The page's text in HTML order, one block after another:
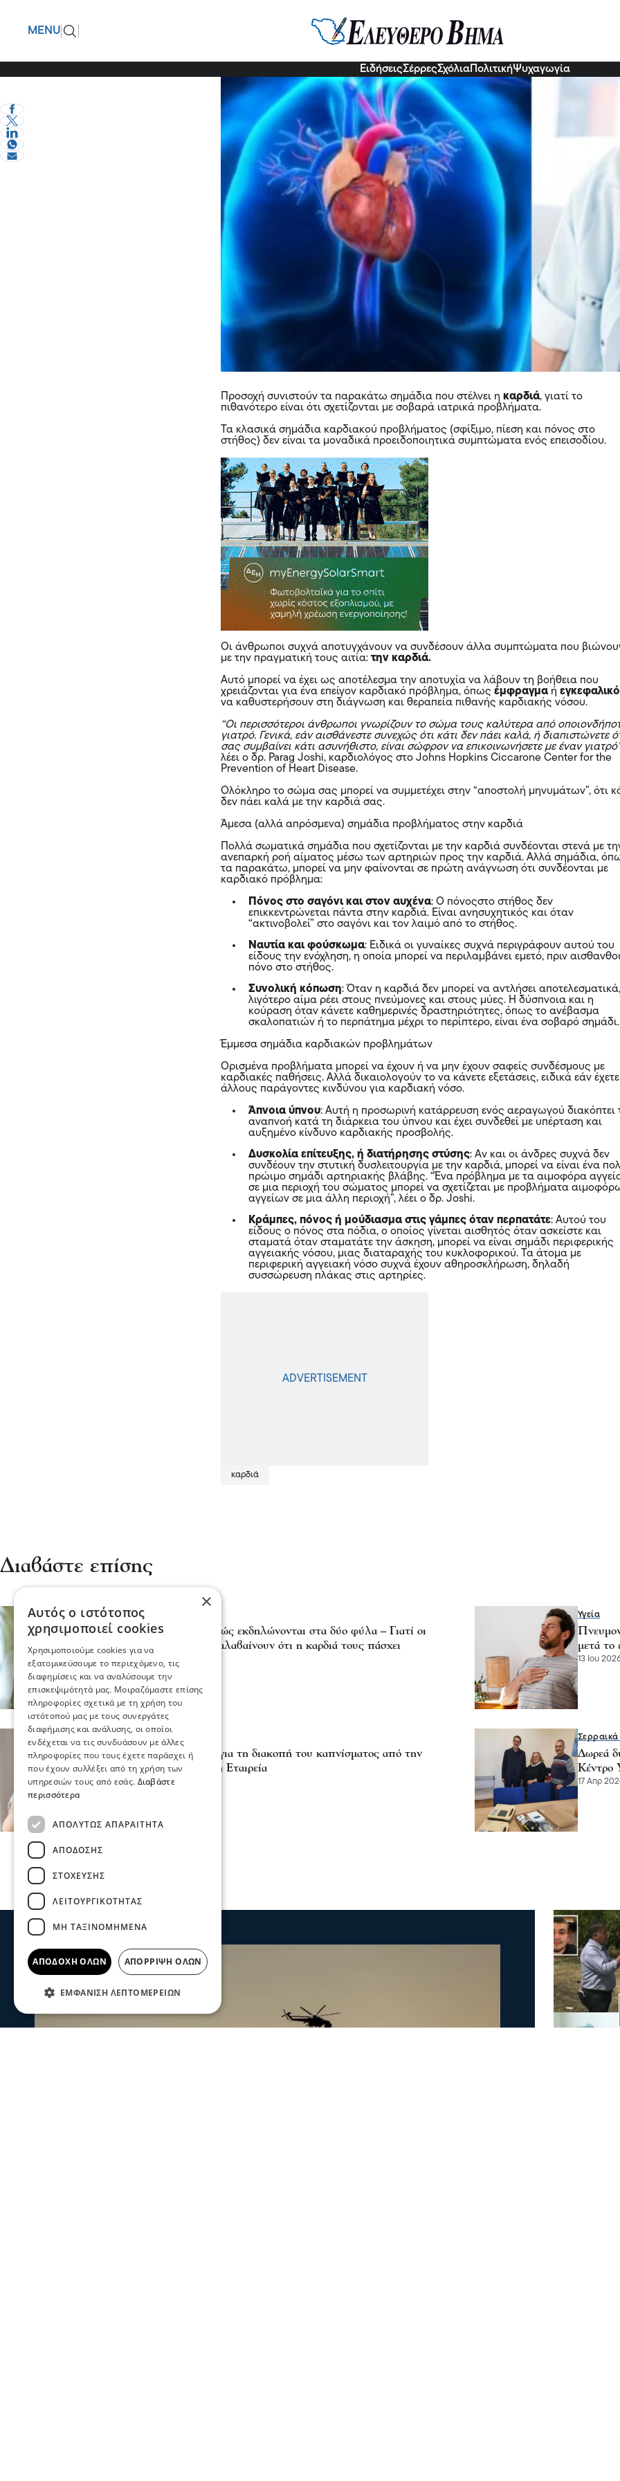
MENU
ΕιδήσειςΣέρρεςΣχόλια ΠολιτικήΨυχαγωγία
Δεν είναι μόνο η πίεση κι ο πόνος στο
στέλνει η καρδιά και πρέπει να πας με τη
eVima Serres Team11 Νοε 2022, 21:54
Προσοχή συνιστούν τα παρακάτω σημάδια που στέλνει ηκαρδιά, γιατί το
πιθανότερο είναι ότι σχετίζονται με σοβαρά ιατρικά προβλήματα.
Τα κλασικά σημάδια καρδιακού προβλήματος (σφίξιμο, πίεση και πόνος στο
στήθος) δεν είναι τα μοναδικά προειδοποιητικά συμπτώματα ενός επεισοδίου.
Οι άνθρωποι συχνά αποτυγχάνουν να συνδέσουν άλλα συμπτώματα που
με την πραγματική τους αιτία:την καρδιά.
Αυτό μπορεί να έχει ως αποτέλεσμα την αποτυχία να λάβουν τη βοήθεια που
χρειάζονται για ένα επείγον καρδιακό πρόβλημα, όπωςέμφραγμα ήεγκεφαλικό
να καθυστερήσουν στη διάγνωση και θεραπεία πιθανής καρδιακής νόσου.
“Οι περισσότεροι άνθρωποι γνωρίζουν το σώμα τους καλύτερα από
γιατρό. Γενικά, εάν αισθάνεστε συνεχώς ότι κάτι δεν πάει καλά, ή διαπιστώνετε
σας συμβαίνει κάτι ασυνήθιστο, είναι σώφρον να επικοινωνήσετε με έναν
λέει ο δρ. Parag Joshi, καρδιολόγος στο Johns Hopkins Ciccarone Center for the
Prevention of Heart Disease.
Ολόκληρο το σώμα σας μπορεί να συμμετέχει στην “αποστολή μηνυμάτων”, ότι
δεν πάει καλά με την καρδιά σας.
Άμεσα (αλλά απρόσμενα) σημάδια προβλήματος στην καρδιά
Πολλά σωματικά σημάδια που σχετίζονται με την καρδιά συνδέονται στενά με
ανεπαρκή ροή αίματος μέσω των αρτηριών προς την καρδιά. Αλλά σημάδια,
τα παρακάτω, μπορεί να μην φαίνονται σε πρώτη ανάγνωση ότι συνδέονται με
καρδιακό πρόβλημα:
Πόνος στο σαγόνι και στον αυχένα: Ο πόνοςστο στήθος δεν
επικκεντρώνεται πάντα στην καρδιά. Είναι ανησυχητικός και όταν
“ακτινοβολεί” στο σαγόνι και τον λαιμό από το στήθος.
Ναυτία και φούσκωμα: Ειδικά οι γυναίκες συχνά περιγράφουν αυτού του
είδους την ενόχληση, η οποία μπορεί να περιλαμβάνει εμετό, πριν
πόνο στο στήθος.
Συνολική κόπωση: Όταν η καρδιά δεν μπορεί να αντλήσει αποτελεσματικά,
λιγότερο αίμα ρέει στους πνεύμονες και στους μύες. Η δύσπνοια και η
κούραση όταν κάνετε καθημερινές δραστηριότητες, όπως το ανέβασμα
σκαλοπατιών ή το περπάτημα μέχρι το περίπτερο, είναι ένα σοβαρό σημάδι.
Έμμεσα σημάδια καρδιακών προβλημάτων
Ορισμένα προβλήματα μπορεί να έχουν ή να μην έχουν σαφείς συνδέσμους με
καρδιακές παθήσεις. Αλλά δικαιολογούν το να κάνετε εξετάσεις, ειδικά εάν έχετε
άλλους παράγοντες κινδύνου για καρδιακή νόσο.
Άπνοια ύπνου: Αυτή η προσωρινή κατάρρευση ενός αεραγωγού διακόπτει
αναπνοή κατά τη διάρκεια του ύπνου και έχει συνδεθεί με υπέρταση και
αυξημένο κίνδυνο καρδιακής προσβολής.
Δυσκολία επίτευξης, ή διατήρησης στύσης: Αν και οι άνδρες συχνά δεν
συνδέουν την στυτική δυσλειτουργία με την καρδιά, μπορεί να είναι ένα
πρώιμο σημάδι αρτηριακής βλάβης. “Ένα πρόβλημα με τα αιμοφόρα
σε μια περιοχή του σώματος μπορεί να σχετίζεται με προβλήματα
αγγείων σε μια άλλη περιοχή”, λέει ο δρ. Joshi.
Κράμπες, πόνος ή μούδιασμα στις γάμπες όταν περπατάτε: Αυτού του
είδους ο πόνος στα πόδια, ο οποίος γίνεται αισθητός όταν ασκείστε και
σταματά όταν σταματάτε την άσκηση, μπορεί να είναι σημάδι περιφερικής
αγγειακής νόσου, μιας διαταραχής του κυκλοφορικού. Τα άτομα με
περιφερική αγγειακή νόσο συχνά έχουν αθηροσκλήρωση, δηλαδή
συσσώρευση πλάκας στις αρτηρίες.
καρδιά
Διαβάστε επίσης
Υγεία
Καρδιακές παθήσεις: Πώς εκδηλώνονται στα δύο φύλα – Γιατί οι
γυναίκες συχνά δεν καταλαβαίνουν ότι η καρδιά τους πάσχει
28 Ιου 2026, 19:12
Υγεία
μετά το
13 Ιου
Υγεία
Ένας χρήσιμος οδηγός για τη διακοπή του καπνίσματος από την
Ελληνική Καρδιολογική Εταιρεία
30 Μαΐ 2026, 17:52
Δωρεά
Κέντρο
17 Απρ
×
Αυτός ο ιστότοπος
χρησιμοποιεί cookies
Χρησιμοποιούμε cookies για να
εξατομικεύσουμε το περιεχόμενο, τις
διαφημίσεις και να αναλύσουμε την
επισκεψιμότητά μας. Μοιραζόμαστε επίσης
πληροφορίες σχετικά με τη χρήση του
ιστότοπού μας με τους συνεργάτες
διαφήμισης και ανάλυσης, οι οποίοι
ενδέχεται να τις συνδυάσουν με άλλες
πληροφορίες που τους έχετε παράσχει ή
που έχουν συλλέξει από τη χρήση των
υπηρεσιών τους από εσάς. Διαβάστε
περισσότερα
ΑΠΟΛΎΤΩΣ ΑΠΑΡΑΊΤΗΤΑ
ΑΠΌΔΟΣΗΣ
ΣΤΌΧΕΥΣΗΣ
ΛΕΙΤΟΥΡΓΙΚΌΤΗΤΑΣ
ΜΗ ΤΑΞΙΝΟΜΗΜΈΝΑ
ΑΠΟΔΟΧΉ ΌΛΩΝ ΑΠΌΡΡΙΨΗ ΌΛΩΝ
ΕΜΦΆΝΙΣΗ ΛΕΠΤΟΜΕΡΕΙΏΝ